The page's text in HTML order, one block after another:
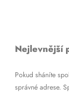
Nejlevnější
Pokud sháníte
správné adrese.